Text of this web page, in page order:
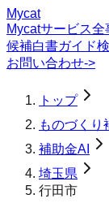
Mycat
Mycatサービス全
候補白書ガイド
お問い合わせ->
トップ
ものづくり
補助金AI
埼玉県
行田市